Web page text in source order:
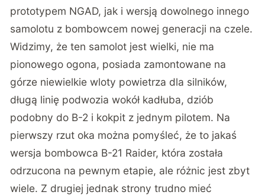
prototypem NGAD, jak i wersją dowolnego innego
samolotu z bombowcem nowej generacji na czele.
Widzimy, że ten samolot jest wielki, nie ma
pionowego ogona, posiada zamontowane na
górze niewielkie wloty powietrza dla silników,
długą linię podwozia wokół kadłuba, dziób
podobny do B-2 i kokpit z jednym pilotem. Na
pierwszy rzut oka można pomyśleć, że to jakaś
wersja bombowca B-21 Raider, która została
odrzucona na pewnym etapie, ale różnic jest zbyt
wiele. Z drugiej jednak strony trudno mieć